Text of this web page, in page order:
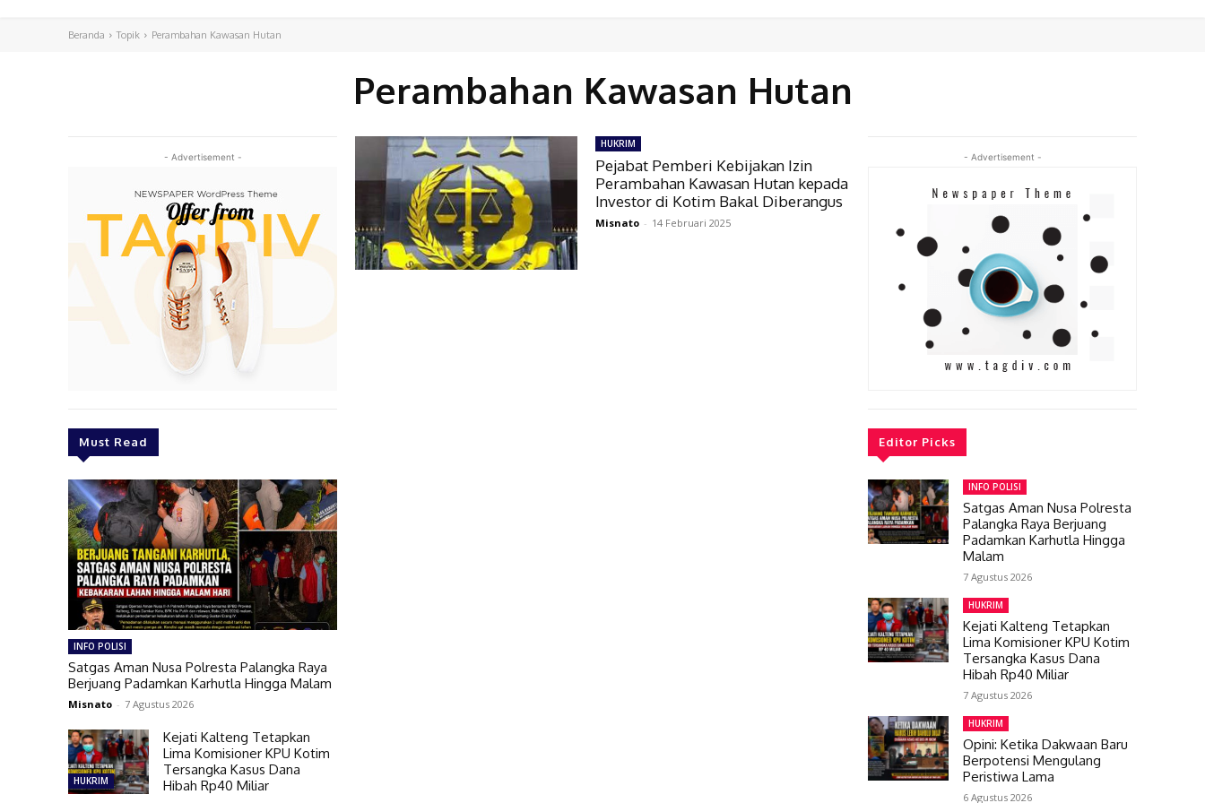
Beranda Topik Perambahan Kawasan Hutan
Perambahan Kawasan Hutan
- Advertisement -
Must Read
INFO POLISI
Satgas Aman Nusa Polresta Palangka Raya
Berjuang Padamkan Karhutla Hingga Malam
Misnato - 7 Agustus 2026
HUKRIM
Kejati Kalteng Tetapkan
Lima Komisioner KPU Kotim
Tersangka Kasus Dana
Hibah Rp40 Miliar
HUKRIM
Pejabat Pemberi Kebijakan Izin
Perambahan Kawasan Hutan kepada
Investor di Kotim Bakal Diberangus
Misnato - 14 Februari 2025
- Advertisement -
Editor Picks
INFO POLISI
Satgas Aman Nusa Polresta
Palangka Raya Berjuang
Padamkan Karhutla Hingga
Malam
7 Agustus 2026
HUKRIM
Kejati Kalteng Tetapkan
Lima Komisioner KPU Kotim
Tersangka Kasus Dana
Hibah Rp40 Miliar
7 Agustus 2026
HUKRIM
Opini: Ketika Dakwaan Baru
Berpotensi Mengulang
Peristiwa Lama
6 Agustus 2026